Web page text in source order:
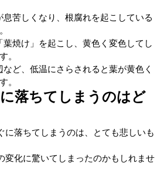
息苦しくなり、根腐れを起こしている
葉焼け」を起こし、黄色く変色してし
。
など、低温にさらされると葉が黄色く
。
落ちてしまうのはど
に落ちてしまうのは、とても悲しいも
変化に驚いてしまったのかもしれませ